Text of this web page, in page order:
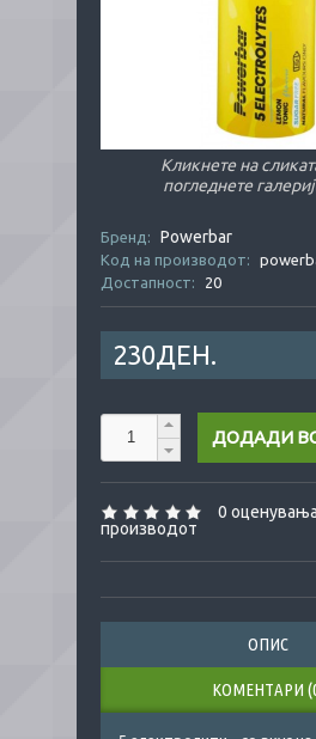
Кликнете на
погледнете
Бренд: Powerbar
Код на производот:
Достапност:
20
230ДЕН.
0 оценувања
производот
ОПИС
КОМЕНТАРИ